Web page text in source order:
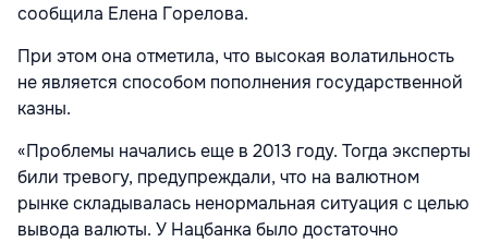
сообщила Елена Горелова.
При этом она отметила, что высокая волатильность
не является способом пополнения государственной
казны.
«Проблемы начались еще в 2013 году. Тогда эксперты
били тревогу, предупреждали, что на валютном
рынке складывалась ненормальная ситуация с целью
вывода валюты. У Нацбанка было достаточно